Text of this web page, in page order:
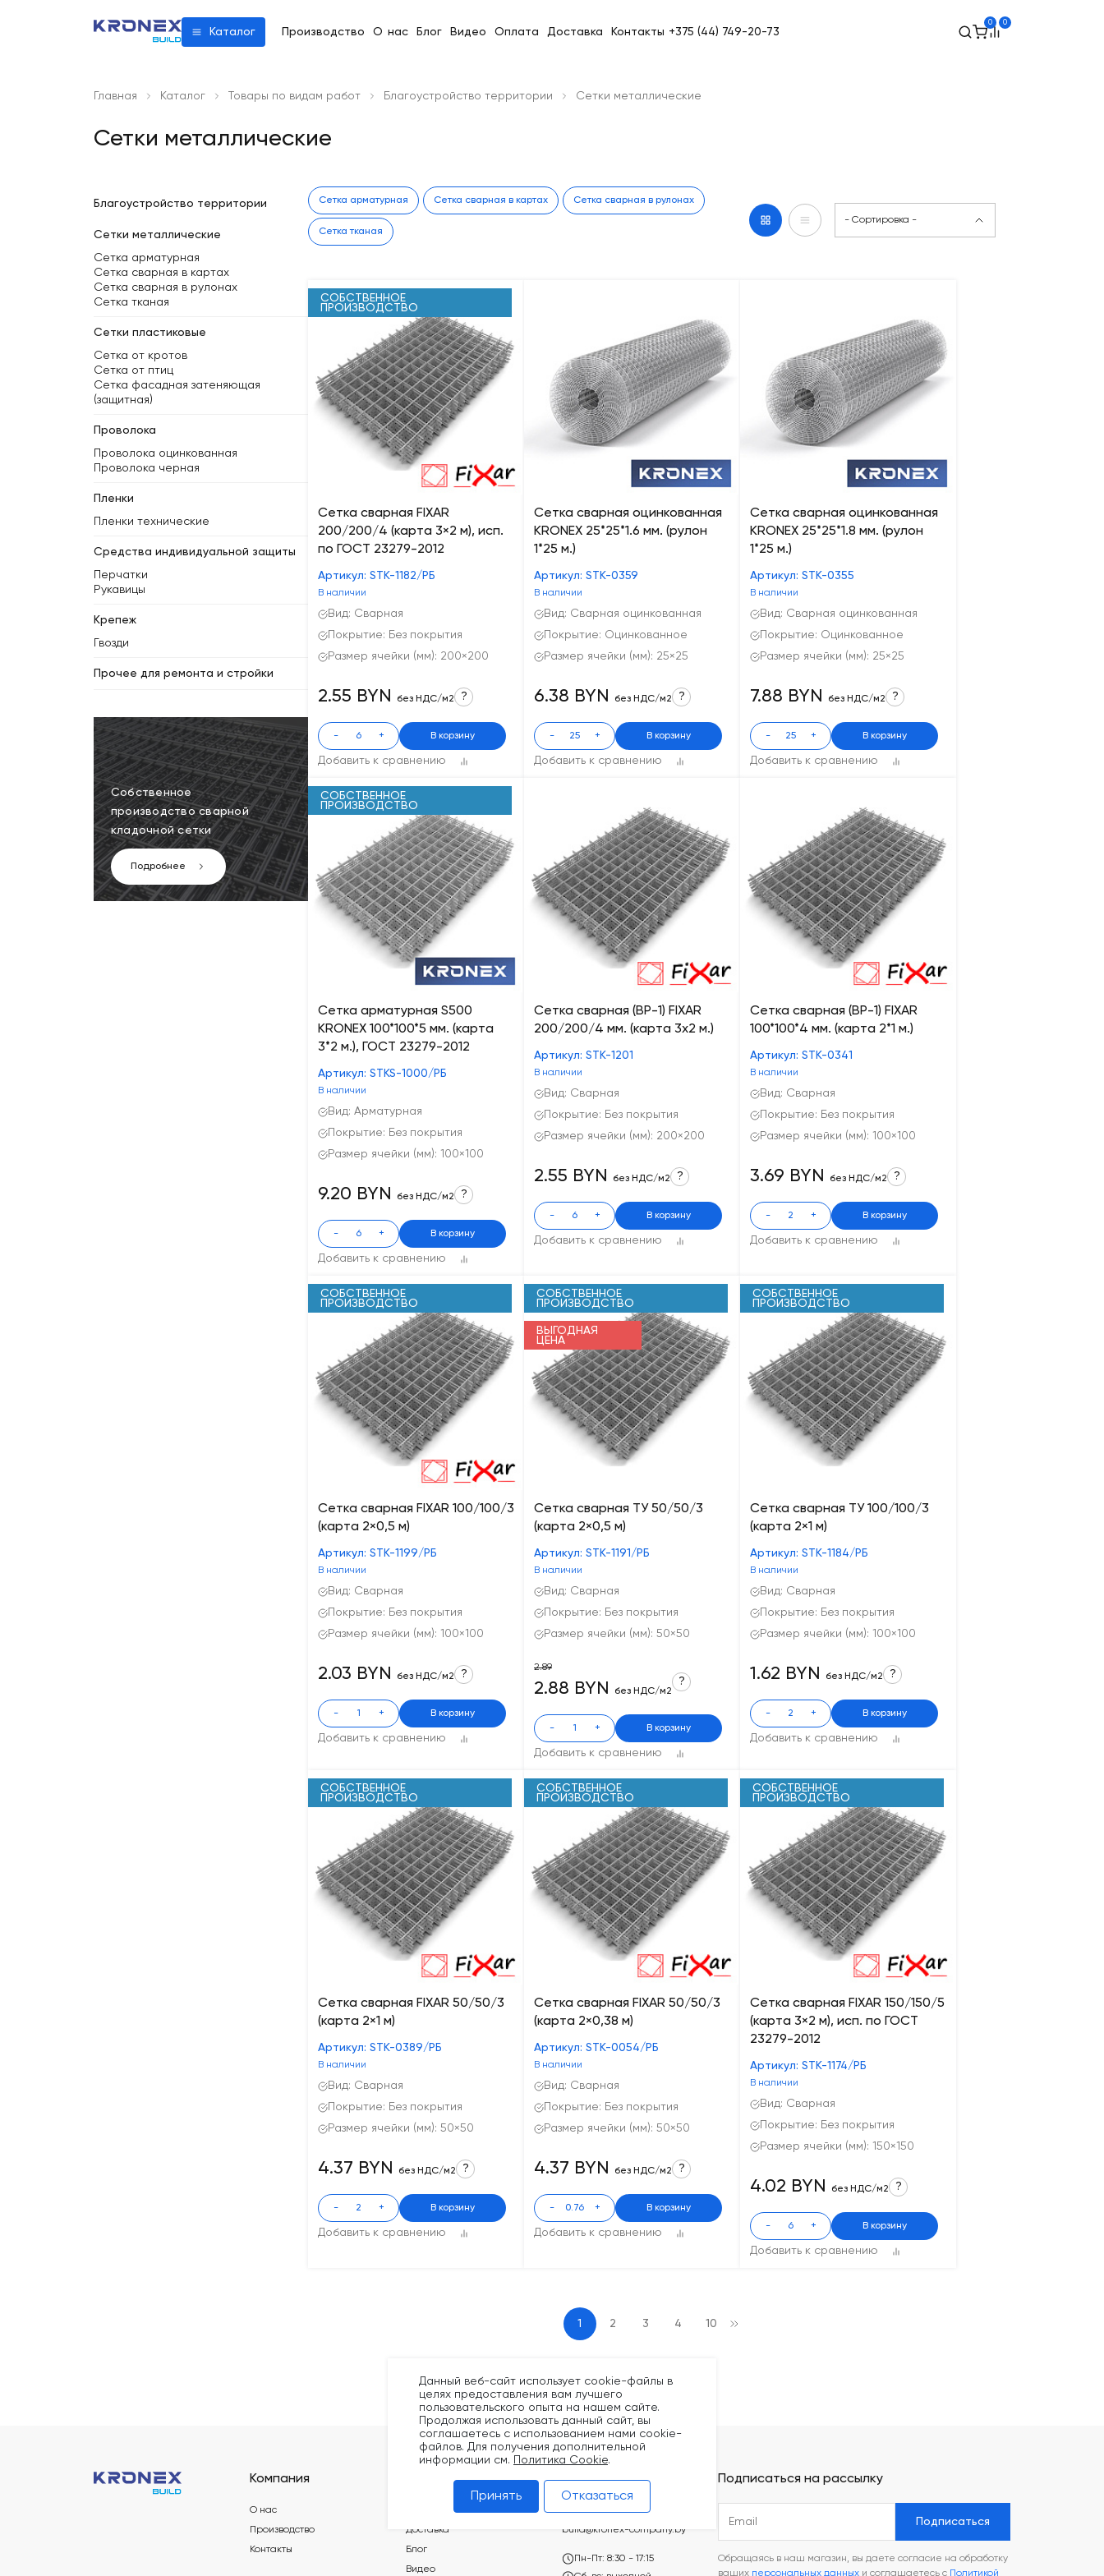
Каталог Производство О нас Блог Видео Оплата Доставка Контакты +375 (44) 749-20-73
0 0
Главная Каталог Товары по видам работ Благоустройство территории Сетки металлические
Сетки металлические
Благоустройство территории
Сетки металлические
Сетка арматурная
Сетка сварная в картах
Сетка сварная в рулонах
Сетка тканая
Сетки пластиковые
Сетка от кротов
Сетка от птиц
Сетка фасадная затеняющая
(защитная)
Проволока
Проволока оцинкованная
Проволока черная
Пленки
Пленки технические
Средства индивидуальной защиты
Перчатки
Рукавицы
Крепеж
Гвозди
Прочее для ремонта и стройки
Собственное
производство сварной
кладочной сетки
Подробнее
Сетка арматурная Сетка сварная в картах Сетка сварная в рулонах
Сетка тканая
- Сортировка -
СОБСТВЕННОЕ
ПРОИЗВОДСТВО
Сетка сварная FIXAR
200/200/4 (карта 3×2 м), исп.
по ГОСТ 23279-2012
Артикул: STK-1182/РБ
В наличии
Вид: Сварная
Покрытие: Без покрытия
Размер ячейки (мм): 200×200
Добавить к сравнению
2.55 BYN без НДС/м2 ?
- + В корзину
Сетка сварная оцинкованная
KRONEX 25*25*1.6 мм. (рулон
1*25 м.)
Артикул: STK-0359
В наличии
Вид: Сварная оцинкованная
Покрытие: Оцинкованное
Размер ячейки (мм): 25×25
Добавить к сравнению
6.38 BYN без НДС/м2 ?
- + В корзину
Сетка сварная оцинкованная
KRONEX 25*25*1.8 мм. (рулон
1*25 м.)
Артикул: STK-0355
В наличии
Вид: Сварная оцинкованная
Покрытие: Оцинкованное
Размер ячейки (мм): 25×25
Добавить к сравнению
7.88 BYN без НДС/м2 ?
- + В корзину
СОБСТВЕННОЕ
ПРОИЗВОДСТВО
Сетка арматурная S500
KRONEX 100*100*5 мм. (карта
3*2 м.), ГОСТ 23279-2012
Артикул: STKS-1000/РБ
В наличии
Вид: Арматурная
Покрытие: Без покрытия
Размер ячейки (мм): 100×100
Добавить к сравнению
9.20 BYN без НДС/м2 ?
- + В корзину
Сетка сварная (ВР-1) FIXAR
200/200/4 мм. (карта 3x2 м.)
Артикул: STK-1201
В наличии
Вид: Сварная
Покрытие: Без покрытия
Размер ячейки (мм): 200×200
Добавить к сравнению
2.55 BYN без НДС/м2 ?
- + В корзину
Сетка сварная (ВР-1) FIXAR
100*100*4 мм. (карта 2*1 м.)
Артикул: STK-0341
В наличии
Вид: Сварная
Покрытие: Без покрытия
Размер ячейки (мм): 100×100
Добавить к сравнению
3.69 BYN без НДС/м2 ?
- + В корзину
СОБСТВЕННОЕ
ПРОИЗВОДСТВО
Сетка сварная FIXAR 100/100/3
(карта 2×0,5 м)
Артикул: STK-1199/РБ
В наличии
Вид: Сварная
Покрытие: Без покрытия
Размер ячейки (мм): 100×100
Добавить к сравнению
2.03 BYN без НДС/м2 ?
- + В корзину
СОБСТВЕННОЕ
ПРОИЗВОДСТВО
ВЫГОДНАЯ
ЦЕНА
Сетка сварная ТУ 50/50/3
(карта 2×0,5 м)
Артикул: STK-1191/РБ
В наличии
Вид: Сварная
Покрытие: Без покрытия
Размер ячейки (мм): 50×50
Добавить к сравнению
2.89
2.88 BYN без НДС/м2
?
- + В корзину
СОБСТВЕННОЕ
ПРОИЗВОДСТВО
Сетка сварная ТУ 100/100/3
(карта 2×1 м)
Артикул: STK-1184/РБ
В наличии
Вид: Сварная
Покрытие: Без покрытия
Размер ячейки (мм): 100×100
Добавить к сравнению
1.62 BYN без НДС/м2 ?
- + В корзину
СОБСТВЕННОЕ
ПРОИЗВОДСТВО
Сетка сварная FIXAR 50/50/3
(карта 2×1 м)
Артикул: STK-0389/РБ
В наличии
Вид: Сварная
Покрытие: Без покрытия
Размер ячейки (мм): 50×50
Добавить к сравнению
4.37 BYN без НДС/м2 ?
- + В корзину
СОБСТВЕННОЕ
ПРОИЗВОДСТВО
Сетка сварная FIXAR 50/50/3
(карта 2×0,38 м)
Артикул: STK-0054/РБ
В наличии
Вид: Сварная
Покрытие: Без покрытия
Размер ячейки (мм): 50×50
Добавить к сравнению
4.37 BYN без НДС/м2 ?
- + В корзину
СОБСТВЕННОЕ
ПРОИЗВОДСТВО
Сетка сварная FIXAR 150/150/5
(карта 3×2 м), исп. по ГОСТ
23279-2012
Артикул: STK-1174/РБ
В наличии
Вид: Сварная
Покрытие: Без покрытия
Размер ячейки (мм): 150×150
Добавить к сравнению
4.02 BYN без НДС/м2 ?
- + В корзину
1 2 3 4 10
Компания
О нас
Производство
Контакты
Покупателям
Доставка
Блог
Видео
Контакты
+375 (44) 749-20-73
build@kronex-company.by
Пн-Пт: 8:30 - 17:15
Подписаться на рассылку
Подписаться
Обращаясь в наш магазин, вы даете согласие на обработку
ваших персональных данных и соглашаетесь с Политикой
Данный веб-сайт использует cookie-файлы в
целях предоставления вам лучшего
пользовательского опыта на нашем сайте.
Продолжая использовать данный сайт, вы
соглашаетесь с использованием нами cookie-
файлов. Для получения дополнительной
информации см.
Политика Cookie.
Принять Отказаться